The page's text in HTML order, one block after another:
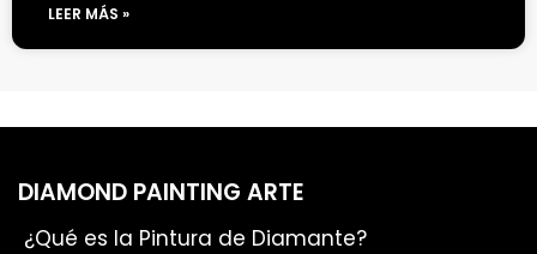
LEER MÁS »
DIAMOND PAINTING ARTE
¿Qué es la Pintura de Diamante?